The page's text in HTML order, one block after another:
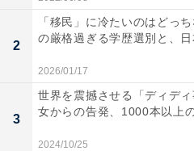
・プレスリリース
・暮らしのすぱいす
2
「移民」に冷たいのはどっ
の厳格過ぎる学歴選別と、日
2026/01/17
3
世界を震撼させる「ディデ
女からの告発、1000本以上
2024/10/25